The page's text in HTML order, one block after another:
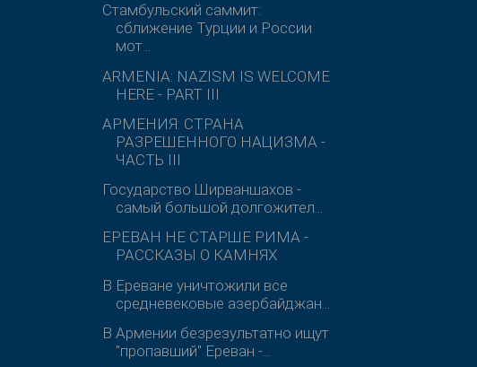
Стамбульский саммит:
сближение Турции и России
мот...
ARMENIA: NAZISM IS WELCOME
HERE - PART III
АРМЕНИЯ: СТРАНА
РАЗРЕШЕННОГО НАЦИЗМА -
ЧАСТЬ III
Государство Ширваншахов -
самый большой долгожител...
ЕРЕВАН НЕ СТАРШЕ РИМА -
РАССКАЗЫ О КАМНЯХ
В Ереване уничтожили все
средневековые азербайджан...
В Армении безрезультатно ищут
"пропавший" Ереван -...